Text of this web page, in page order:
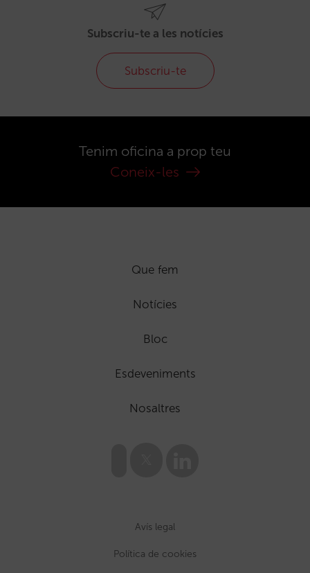
Subscriu-te a les notícies
Subscriu-te
Tenim oficina a prop teu
Coneix-les
Que fem
Notícies
Bloc
Esdeveniments
Nosaltres
Avís legal
Política de cookies